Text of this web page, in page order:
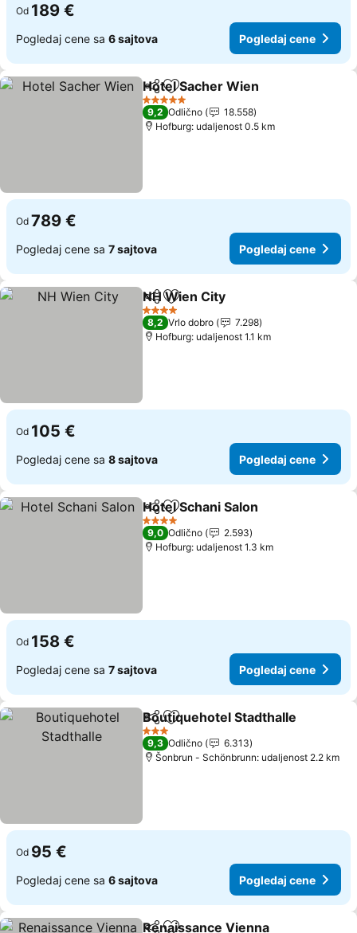
Od 189 €
Pogledaj cene sa 6 sajtova Pogledaj cene
Deli Dodati u favorite
Hotel Sacher Wien
5 Zvezdice
9,2 Odlično
18.558
Hofburg: udaljenost 0.5 km
Od 789 €
Pogledaj cene sa 7 sajtova Pogledaj cene
Deli Dodati u favorite
NH Wien City
4 Zvezdice
8,2 Vrlo dobro
7.298
Hofburg: udaljenost 1.1 km
Od 105 €
Pogledaj cene sa 8 sajtova Pogledaj cene
Deli Dodati u favorite
Hotel Schani Salon
4 Zvezdice
9,0 Odlično
2.593
Hofburg: udaljenost 1.3 km
Od 158 €
Pogledaj cene sa 7 sajtova Pogledaj cene
Deli Dodati u favorite
Boutiquehotel Stadthalle
3 Zvezdice
9,3 Odlično
6.313
Šonbrun - Schönbrunn: udaljenost 2.2 km
Od 95 €
Pogledaj cene sa 6 sajtova Pogledaj cene
Renaissance Vienna